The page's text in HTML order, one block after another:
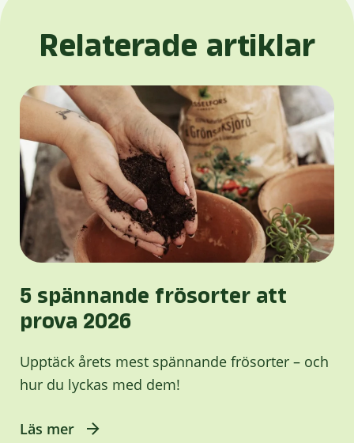
Relaterade artiklar
5 spännande frösorter att
prova 2026
Upptäck årets mest spännande frösorter – och
hur du lyckas med dem!
Läs mer